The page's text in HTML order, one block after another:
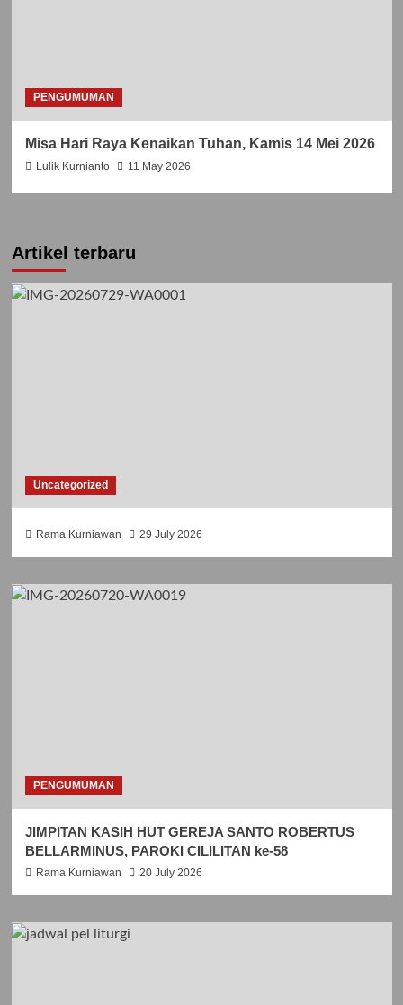
PENGUMUMAN
Misa Hari Raya Kenaikan Tuhan, Kamis 14 Mei 2026
Lulik Kurnianto 11 May 2026
Artikel terbaru
Uncategorized
Rama Kurniawan 29 July 2026
PENGUMUMAN
JIMPITAN KASIH HUT GEREJA SANTO ROBERTUS
BELLARMINUS, PAROKI CILILITAN ke-58
Rama Kurniawan 20 July 2026